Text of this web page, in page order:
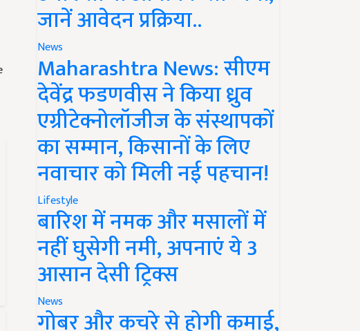
जानें आवेदन प्रक्रिया..
News
Maharashtra News: सीएम
देवेंद्र फडणवीस ने किया ध्रुव
एग्रीटेक्नोलॉजीज के संस्थापकों
का सम्मान, किसानों के लिए
नवाचार को मिली नई पहचान!
Lifestyle
बारिश में नमक और मसालों में
नहीं घुसेगी नमी, अपनाएं ये 3
आसान देसी ट्रिक्स
News
गोबर और कचरे से होगी कमाई,